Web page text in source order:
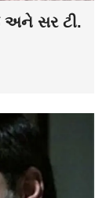
અને સર ટી.